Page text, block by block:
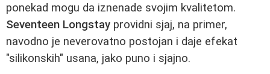
ponekad mogu da iznenade svojim kvalitetom.
Seventeen Longstay providni sjaj, na primer,
navodno je neverovatno postojan i daje efekat
"silikonskih" usana, jako puno i sjajno.